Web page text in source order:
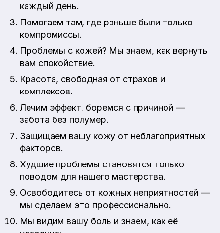
каждый день.
Помогаем там, где раньше были только
компромиссы.
Проблемы с кожей? Мы знаем, как вернуть
вам спокойствие.
Красота, свободная от страхов и
комплексов.
Лечим эффект, боремся с причиной —
забота без полумер.
Защищаем вашу кожу от неблагоприятных
факторов.
Худшие проблемы становятся только
поводом для нашего мастерства.
Освободитесь от кожных неприятностей —
мы сделаем это профессионально.
Мы видим вашу боль и знаем, как её